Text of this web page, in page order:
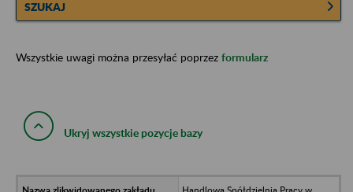
SZUKAJ
Wszystkie uwagi można przesyłać poprzez formularz
Ukryj wszystkie pozycje bazy